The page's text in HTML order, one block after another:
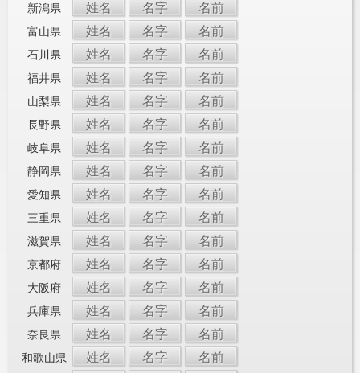
新潟県 姓名 名字 名前
富山県 姓名 名字 名前
石川県 姓名 名字 名前
福井県 姓名 名字 名前
山梨県 姓名 名字 名前
長野県 姓名 名字 名前
岐阜県 姓名 名字 名前
静岡県 姓名 名字 名前
愛知県 姓名 名字 名前
三重県 姓名 名字 名前
滋賀県 姓名 名字 名前
京都府 姓名 名字 名前
大阪府 姓名 名字 名前
兵庫県 姓名 名字 名前
奈良県 姓名 名字 名前
和歌山県 姓名 名字 名前